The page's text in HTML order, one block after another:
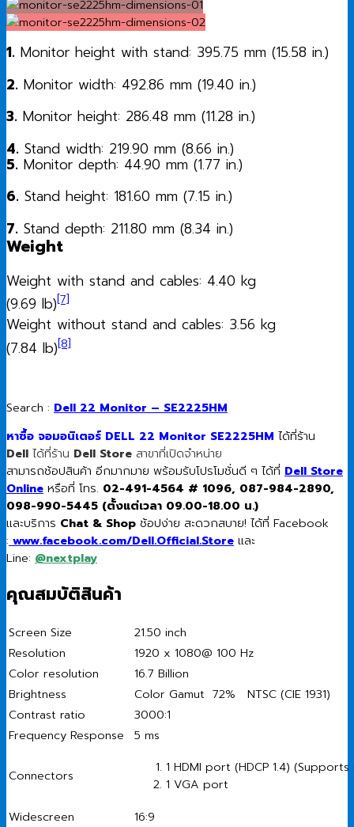
1. Monitor height with stand: 395.75 mm (15.58 in.)
2. Monitor width: 492.86 mm (19.40 in.)
3. Monitor height: 286.48 mm (11.28 in.)
4. Stand width: 219.90 mm (8.66 in.)
5. Monitor depth: 44.90 mm (1.77 in.)
6. Stand height: 181.60 mm (7.15 in.)
7. Stand depth: 211.80 mm (8.34 in.)
Weight
Weight with stand and cables: 4.40 kg
(9.69 lb)[7]
Weight without stand and cables: 3.56 kg
(7.84 lb)[8]
Search : Dell 22 Monitor – SE2225HM
หาซื้อ จอมอนิเตอร์ DELL 22 Monitor SE2225HM ได้ที่ร้าน
Dell ได้ที่ร้าน Dell Store สาขาที่เปิดจำหน่าย
สามารถช้อปสินค้า อีกมากมาย พร้อมรับโปรโมชั่นดี ๆ ได้ที่ Dell Store
Online หรือที่ โทร. 02-491-4564 # 1096, 087-984-2890,
098-990-5445 (ตั้งแต่เวลา 09.00-18.00 น.)
และบริการ Chat & Shop ช้อปง่าย สะดวกสบาย! ได้ที่ Facebook
: www.facebook.com/Dell.Official.Store และ
Line: @nextplay
คุณสมบัติสินค้า
Screen Size
21.50 inch
Resolution
1920 x 1080@ 100 Hz
Color resolution
16.7 Billion
Brightness
Color Gamut 72% NTSC (CIE 1931)
Contrast ratio
3000:1
Frequency Response
5 ms
Connectors
1 HDMI port (HDCP 1.4)
1 VGA port
Widescreen
16:9